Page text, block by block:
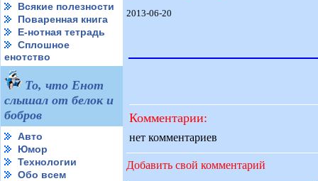
Всякие полезности
Поваренная книга
Е-нотная тетрадь
Сплошное
енотство
То, что Енот
слышал от белок и
бобров
Авто
Юмор
Технологии
Обо всем
2013-06-20
Комментарии:
нет комментариев
Добавить свой комментарий